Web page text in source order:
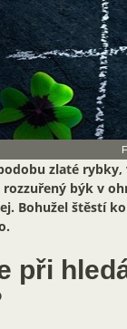
zlaté
býk v
Bohužel štěstí
při